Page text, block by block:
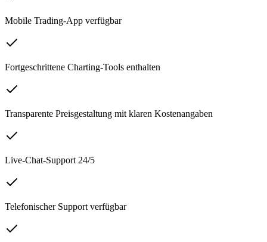
Mobile Trading-App verfügbar
Fortgeschrittene Charting-Tools enthalten
Transparente Preisgestaltung mit klaren Kostenangaben
Live-Chat-Support 24/5
Telefonischer Support verfügbar